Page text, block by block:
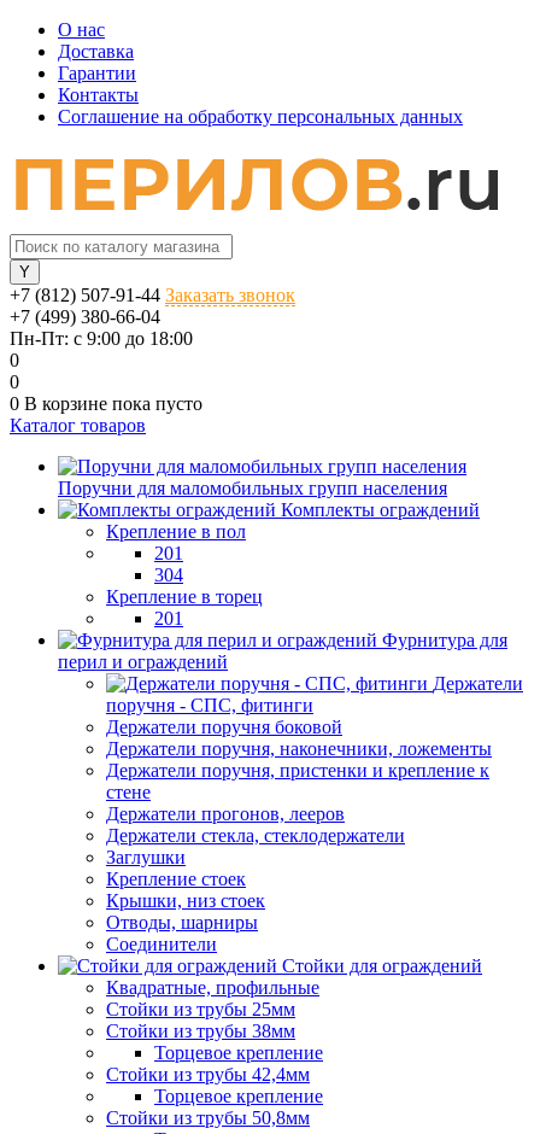
О нас
Доставка
Гарантии
Контакты
Соглашение на обработку персональных данных
+7 (812) 507-91-44 Заказать звонок
+7 (499) 380-66-04
Пн-Пт: с 9:00 до 18:00
0
0
0 В корзине пока пусто
Каталог товаров
Поручни для маломобильных групп населения
Комплекты ограждений
Крепление в пол
201
304
Крепление в торец
201
Фурнитура для
перил и ограждений
Держатели
поручня - СПС, фитинги
Держатели поручня боковой
Держатели поручня, наконечники, ложементы
Держатели поручня, пристенки и крепление к
стене
Держатели прогонов, лееров
Держатели стекла, стеклодержатели
Заглушки
Крепление стоек
Крышки, низ стоек
Отводы, шарниры
Соединители
Стойки для ограждений
Квадратные, профильные
Стойки из трубы 25мм
Стойки из трубы 38мм
Торцевое крепление
Стойки из трубы 42,4мм
Торцевое крепление
Стойки из трубы 50,8мм